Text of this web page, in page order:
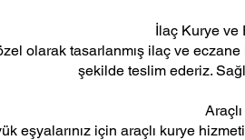
İlaç Kurye ve
olarak tasarlanmış ilaç ve
şekilde teslim ederiz.
eşyalarınız için araçlı kurye